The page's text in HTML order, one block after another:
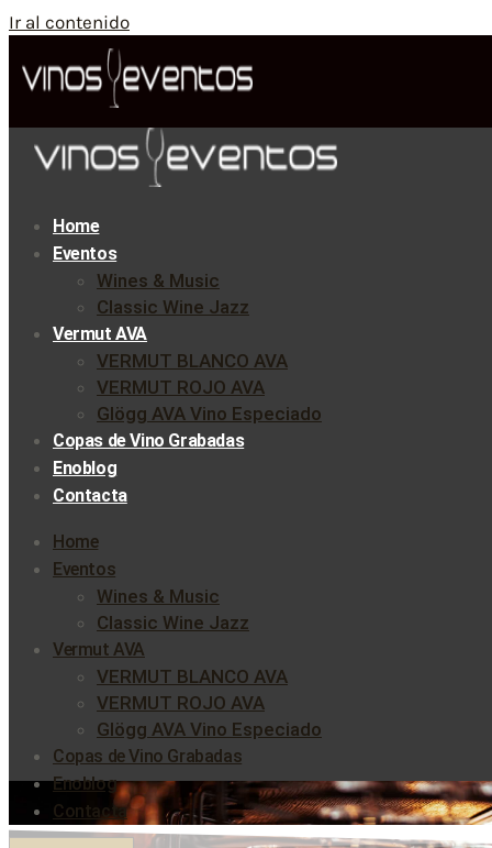
Ir al contenido
Home
Eventos
Wines & Music
Classic Wine Jazz
Vermut AVA
VERMUT BLANCO AVA
VERMUT ROJO AVA
Glögg AVA Vino Especiado
Copas de Vino Grabadas
Enoblog
Contacta
Home
Eventos
Wines & Music
Classic Wine Jazz
Vermut AVA
VERMUT BLANCO AVA
VERMUT ROJO AVA
Glögg AVA Vino Especiado
Copas de Vino Grabadas
Enoblog
Contacta